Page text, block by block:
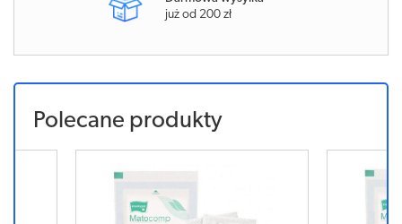
już od 200 zł
Polecane produkty